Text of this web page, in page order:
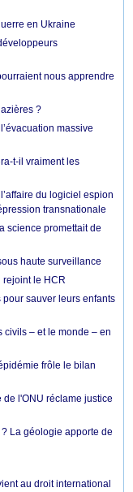
en Ukraine
nous apprendre
?
massive
t-il vraiment les
du logiciel espion
transnationale
science promettait de
haute surveillance
rejoint le HCR
sauver leurs enfants
civils – et le monde – en
frôle le bilan
de l'ONU réclame justice
La géologie apporte de
au droit international